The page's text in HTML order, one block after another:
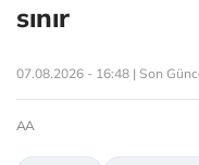
sınır
07.08.2026 - 16:48 | Son
AA